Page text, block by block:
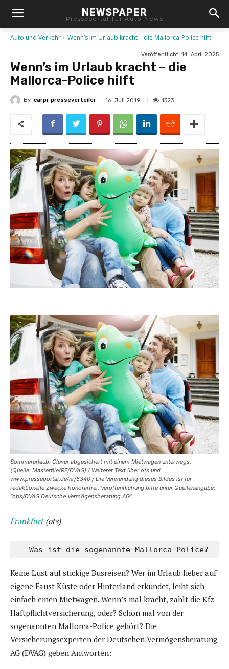
NEWSPAPER
Presseportal für Auto-News
Auto und Verkehr Wenn’s im Urlaub kracht – die Mallorca-Police hilft
Veröffentlicht: 14. April 2025
Wenn’s im Urlaub kracht – die
Mallorca-Police hilft
By carpr presseverteiler 16. Juli 2019 1323
Sommerurlaub: Clever abgesichert mit einem Mietwagen unterwegs.
(Quelle: Masterfile/RF/DVAG) / Weiterer Text über ots und
www.presseportal.de/nr/6340 / Die Verwendung dieses Bildes ist für
redaktionelle Zwecke honorarfrei. Veröffentlichung bitte unter Quellenangabe:
“obs/DVAG Deutsche Vermögensberatung AG”
Frankfurt(ots)
- Was ist die sogenannte Mallorca-Police? -
Keine Lust auf stickige Busreisen? Wer im Urlaub lieber auf
eigene Faust Küste oder Hinterland erkundet, leiht sich
einfach einen Mietwagen. Wenn’s mal kracht, zahlt die Kfz-
Haftpflichtversicherung, oder? Schon mal von der
sogenannten Mallorca-Police gehört? Die
Versicherungsexperten der Deutschen Vermögensberatung
AG (DVAG) geben Antworten: